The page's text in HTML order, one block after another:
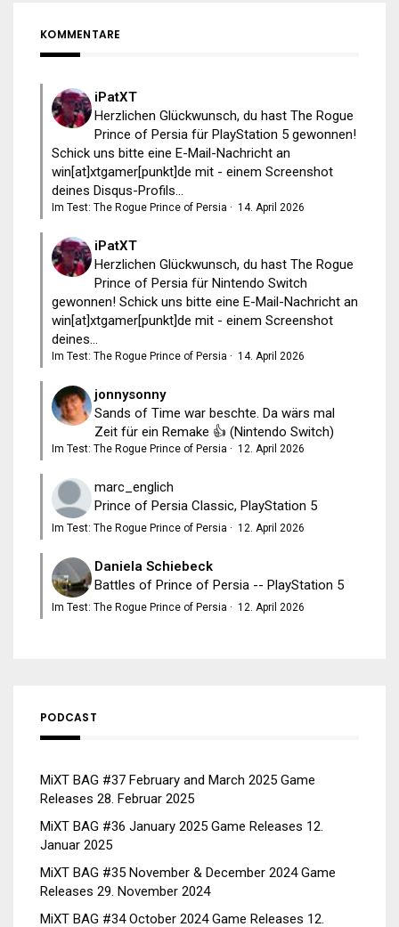
KOMMENTARE
iPatXT
Herzlichen Glückwunsch, du hast The Rogue
Prince of Persia für PlayStation 5 gewonnen!
Schick uns bitte eine E-Mail-Nachricht an
win[at]xtgamer[punkt]de mit - einem Screenshot
deines Disqus-Profils...
Im Test: The Rogue Prince of Persia · 14. April 2026
iPatXT
Herzlichen Glückwunsch, du hast The Rogue
Prince of Persia für Nintendo Switch
gewonnen! Schick uns bitte eine E-Mail-Nachricht an
win[at]xtgamer[punkt]de mit - einem Screenshot
deines...
Im Test: The Rogue Prince of Persia · 14. April 2026
jonnysonny
Sands of Time war beschte. Da wärs mal
Zeit für ein Remake 👍 (Nintendo Switch)
Im Test: The Rogue Prince of Persia · 12. April 2026
marc_englich
Prince of Persia Classic, PlayStation 5
Im Test: The Rogue Prince of Persia · 12. April 2026
Daniela Schiebeck
Battles of Prince of Persia -- PlayStation 5
Im Test: The Rogue Prince of Persia · 12. April 2026
PODCAST
MiXT BAG #37 February and March 2025 Game
Releases 28. Februar 2025
MiXT BAG #36 January 2025 Game Releases 12.
Januar 2025
MiXT BAG #35 November & December 2024 Game
Releases 29. November 2024
MiXT BAG #34 October 2024 Game Releases 12.